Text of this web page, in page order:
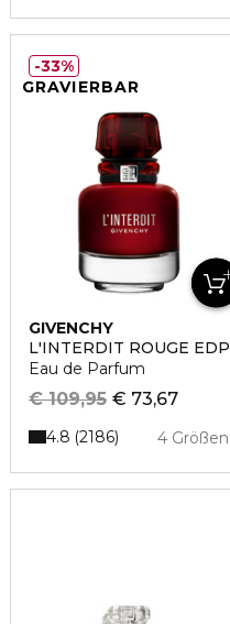
GRAVIERBAR
GIVENCHY
L'INTERDIT ROUGE EDP
Eau de Parfum
€ 73,67
€ 109,95
4 Größen
4.8 2186
33%